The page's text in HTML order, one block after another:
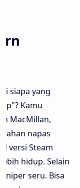
siapa yang
Kamu
MacMillan,
napas
versi Steam
hidup. Selain
seru. Bisa